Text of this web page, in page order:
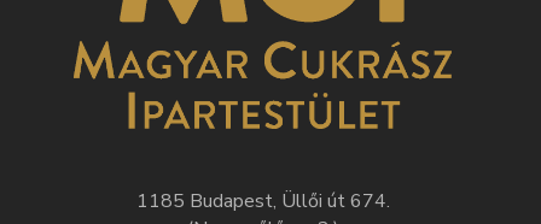
1185 Budapest, Üllői út 674.